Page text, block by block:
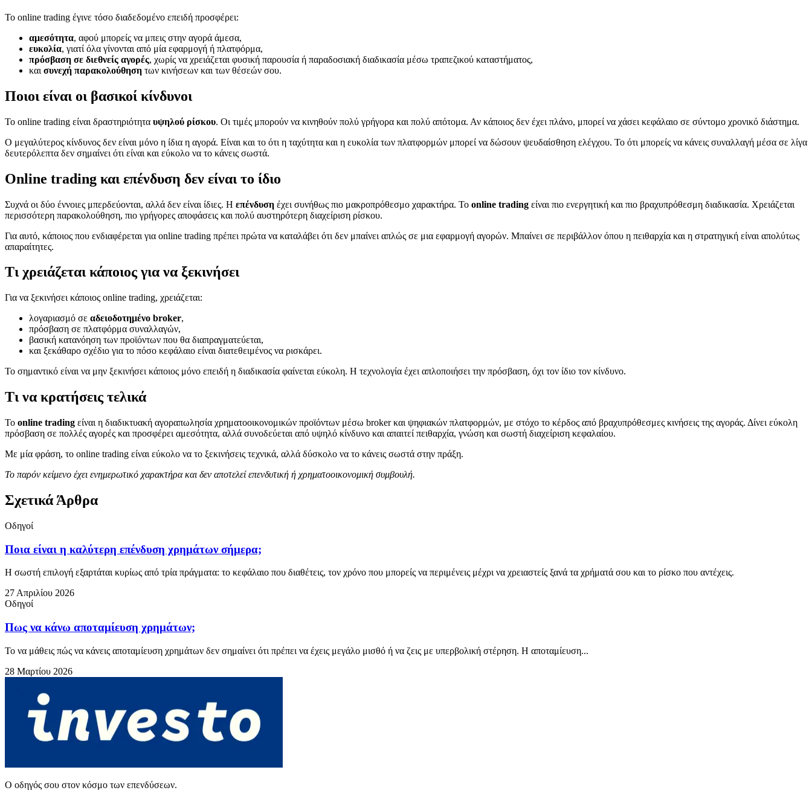
Το online trading έγινε τόσο διαδεδομένο επειδή προσφέρει:
αμεσότητα, αφού μπορείς να μπεις στην αγορά άμεσα,
ευκολία, γιατί όλα γίνονται από μία εφαρμογή ή πλατφόρμα,
πρόσβαση σε διεθνείς αγορές, χωρίς να χρειάζεται φυσική παρουσία ή παραδοσιακή διαδικασία μέσω τραπεζικού καταστήματος,
και συνεχή παρακολούθηση των κινήσεων και των θέσεών σου.
Ποιοι είναι οι βασικοί κίνδυνοι
Το online trading είναι δραστηριότητα υψηλού ρίσκου. Οι τιμές μπορούν να κινηθούν πολύ γρήγορα και πολύ απότομα. Αν κάποιος δεν έχει πλάνο, μπορεί να χάσει κεφάλαιο σε σύντομο χρονικό διάστημα.
Ο μεγαλύτερος κίνδυνος δεν είναι μόνο η ίδια η αγορά. Είναι και το ότι η ταχύτητα και η ευκολία των πλατφορμών μπορεί να δώσουν ψευδαίσθηση ελέγχου. Το ότι μπορείς να κάνεις συναλλαγή μέσα σε λίγα
δευτερόλεπτα δεν σημαίνει ότι είναι και εύκολο να το κάνεις σωστά.
Online trading και επένδυση δεν είναι το ίδιο
Συχνά οι δύο έννοιες μπερδεύονται, αλλά δεν είναι ίδιες. Η επένδυση έχει συνήθως πιο μακροπρόθεσμο χαρακτήρα. Το online trading είναι πιο ενεργητική και πιο βραχυπρόθεσμη διαδικασία. Χρειάζεται
περισσότερη παρακολούθηση, πιο γρήγορες αποφάσεις και πολύ αυστηρότερη διαχείριση ρίσκου.
Για αυτό, κάποιος που ενδιαφέρεται για online trading πρέπει πρώτα να καταλάβει ότι δεν μπαίνει απλώς σε μια εφαρμογή αγορών. Μπαίνει σε περιβάλλον όπου η πειθαρχία και η στρατηγική είναι απολύτως
απαραίτητες.
Τι χρειάζεται κάποιος για να ξεκινήσει
Για να ξεκινήσει κάποιος online trading, χρειάζεται:
λογαριασμό σε αδειοδοτημένο broker,
πρόσβαση σε πλατφόρμα συναλλαγών,
βασική κατανόηση των προϊόντων που θα διαπραγματεύεται,
και ξεκάθαρο σχέδιο για το πόσο κεφάλαιο είναι διατεθειμένος να ρισκάρει.
Το σημαντικό είναι να μην ξεκινήσει κάποιος μόνο επειδή η διαδικασία φαίνεται εύκολη. Η τεχνολογία έχει απλοποιήσει την πρόσβαση, όχι τον ίδιο τον κίνδυνο.
Τι να κρατήσεις τελικά
Το online trading είναι η διαδικτυακή αγοραπωλησία χρηματοοικονομικών προϊόντων μέσω broker και ψηφιακών πλατφορμών, με στόχο το κέρδος από βραχυπρόθεσμες κινήσεις της αγοράς. Δίνει εύκολη
πρόσβαση σε πολλές αγορές και προσφέρει αμεσότητα, αλλά συνοδεύεται από υψηλό κίνδυνο και απαιτεί πειθαρχία, γνώση και σωστή διαχείριση κεφαλαίου.
Με μία φράση, το online trading είναι εύκολο να το ξεκινήσεις τεχνικά, αλλά δύσκολο να το κάνεις σωστά στην πράξη.
Το παρόν κείμενο έχει ενημερωτικό χαρακτήρα και δεν αποτελεί επενδυτική ή χρηματοοικονομική συμβουλή.
Σχετικά Άρθρα
Οδηγοί
Ποια είναι η καλύτερη επένδυση χρημάτων σήμερα;
Η σωστή επιλογή εξαρτάται κυρίως από τρία πράγματα: το κεφάλαιο που διαθέτεις, τον χρόνο που μπορείς να περιμένεις μέχρι να χρειαστείς ξανά τα χρήματά σου και το ρίσκο που αντέχεις.
27 Απριλίου 2026
Οδηγοί
Πως να κάνω αποταμίευση χρημάτων;
Το να μάθεις πώς να κάνεις αποταμίευση χρημάτων δεν σημαίνει ότι πρέπει να έχεις μεγάλο μισθό ή να ζεις με υπερβολική στέρηση. Η αποταμίευση...
28 Μαρτίου 2026
Ο οδηγός σου στον κόσμο των επενδύσεων.